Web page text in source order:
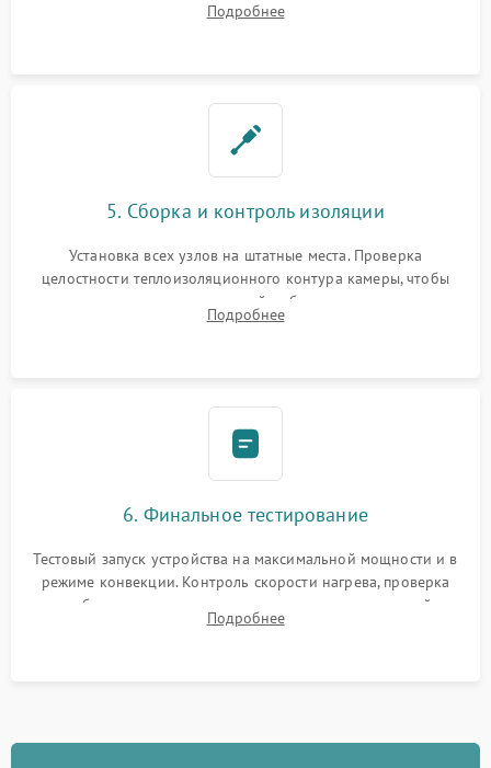
выгоревших реле, восстановление контактов и замена
Подробнее
5. Сборка и контроль изоляции
Установка всех узлов на штатные места. Проверка
целостности теплоизоляционного контура камеры, чтобы
исключить перегрев кухонной мебели и потерю тепла.
Надежная фиксация клемм и сборка корпуса шкафа.
Подробнее
6. Финальное тестирование
Тестовый запуск устройства на максимальной мощности и в
режиме конвекции. Контроль скорости нагрева, проверка
срабатывания термостата при достижении заданной
температуры и тест на отсутствие утечек тока.
Подробнее